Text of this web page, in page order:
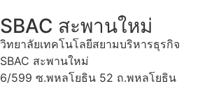
SBAC สะพานใหม่
วิทยาลัยเทคโนโลยีสยามบริหารธุรกิจ
SBAC สะพานใหม่
6/599 ซ.พหลโยธิน 52 ถ.พหลโยธิน